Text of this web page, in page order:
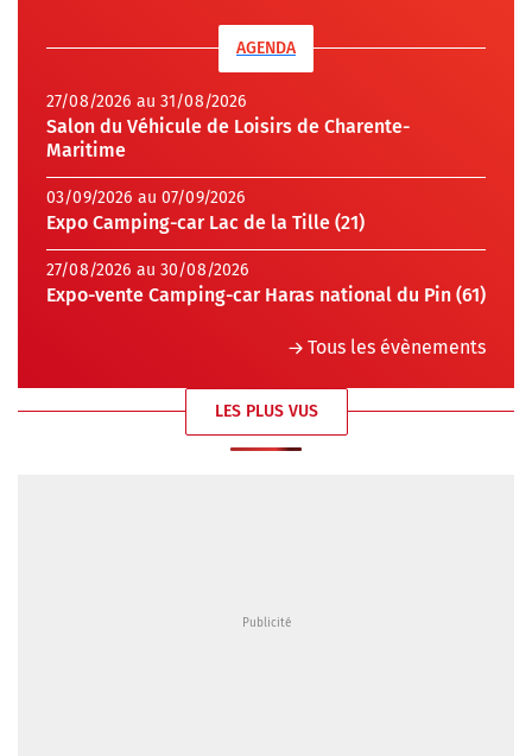
AGENDA
27/08/2026 au 31/08/2026
Salon du Véhicule de Loisirs de Charente-
Maritime
03/09/2026 au 07/09/2026
Expo Camping-car Lac de la Tille (21)
27/08/2026 au 30/08/2026
Expo-vente Camping-car Haras national du Pin (61)
Tous les évènements
LES PLUS VUS